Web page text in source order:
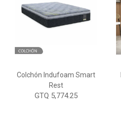
Colchón Indufoam Smart
Rest
GTQ 5,774.25